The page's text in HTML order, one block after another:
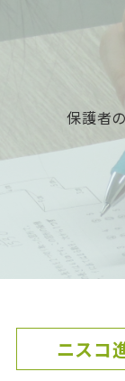
保護者
ニスコ